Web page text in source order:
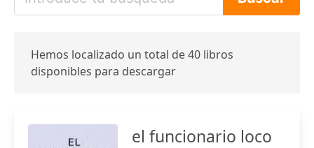
Hemos localizado un total de 40 libros
disponibles para descargar
el funcionario loco